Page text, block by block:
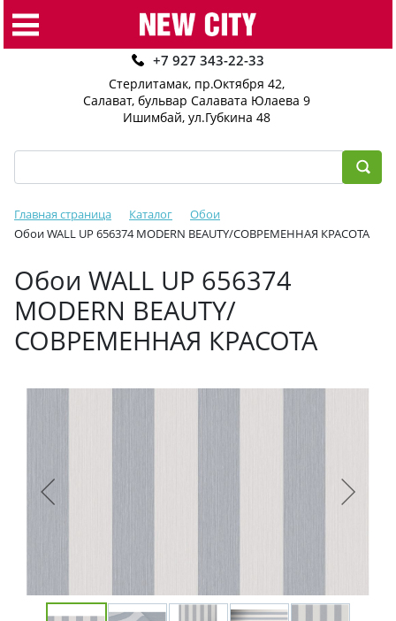
+7 927 343-22-33
Стерлитамак, пр.Октября 42,
Салават, бульвар Салавата Юлаева 9
Ишимбай, ул.Губкина 48
Главная страница Каталог
Обои
Обои WALL UP 656374 MODERN BEAUTY/СОВРЕМЕННАЯ КРАСОТА
Обои WALL UP 656374
MODERN BEAUTY/
СОВРЕМЕННАЯ КРАСОТА